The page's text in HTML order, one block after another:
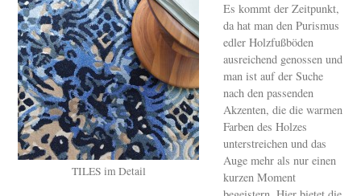
TILES im Detail
Es kommt der Zeitpunkt,
da hat man den Purismus
edler Holzfußböden
ausreichend genossen und
man ist auf der Suche
nach den passenden
Akzenten, die die warmen
Farben des Holzes
unterstreichen und das
Auge mehr als nur einen
kurzen Moment